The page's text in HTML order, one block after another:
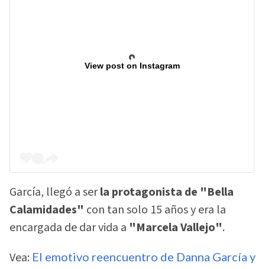
View post on Instagram
García, llegó a serla protagonista de "Bella
Calamidades" con tan solo 15 años y era la
encargada de dar vida a "Marcela Vallejo".
Vea: El emotivo reencuentro de Danna García y